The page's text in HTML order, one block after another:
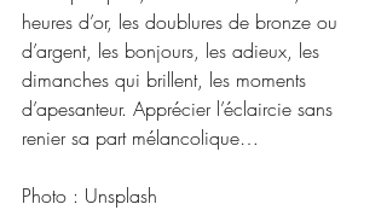
heures d’or, les doublures de bronze ou
d’argent, les bonjours, les adieux, les
dimanches qui brillent, les moments
d’apesanteur. Apprécier l’éclaircie sans
renier sa part mélancolique…
Photo : Unsplash